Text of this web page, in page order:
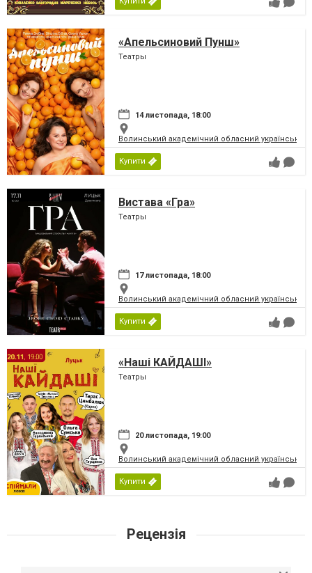
«Апельсиновий Пунш»
Театры
14 листопада, 18:00
Волинський академічний обласний
Купити
Вистава «Гра»
Театры
17 листопада, 18:00
Волинський академічний обласний
Купити
«Наші КАЙДАШІ»
Театры
20 листопада, 19:00
Волинський академічний обласний
Купити
Рецензія